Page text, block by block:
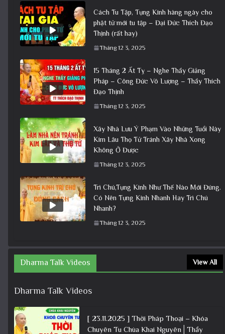
Cách Tu Tập, Tụng Kinh hàng ngày cho
phật tử mới tu tập – Đại Đức Thích Đạo
Thịnh (rất hay)
Tháng 12 3, 2025
15 Tháng 2 Ất Tỵ – Nghe Thầy Giảng
Pháp – Công Đức Vô Lượng – Thầy Thích
Đạo Thịnh
Tháng 12 3, 2025
Xây Nhà Lưu Ý Phạm Vào Những Tuổi Này
Kim Lâu Thọ Tử Tránh Xây Nhà Xong
Không Ở Được
Tháng 12 3, 2025
Trì Chú,Tụng Kinh Như Thế Nào Mới Đúng.
Có Nên Tụng Kinh Nhanh Hay Trì Chú
Nhanh?
Tháng 12 3, 2025
Dharma Talk Videos View All
Dharma Talk Videos
[ 23.11.2025 ] Thời Pháp Thoại – Khóa
Chuyên Tu Chùa Khai Nguyên│Thầy